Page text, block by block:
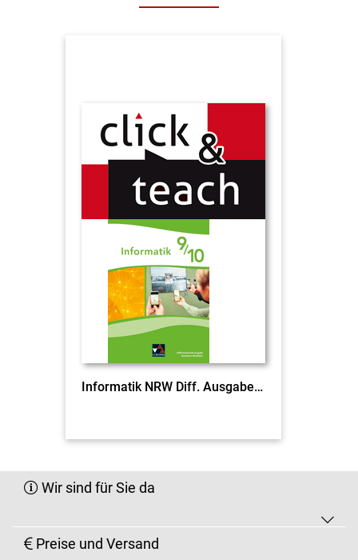
Informatik NRW Diff. Ausgabe click & teach 9/10 EL
Wir sind für Sie da
Preise und Versand